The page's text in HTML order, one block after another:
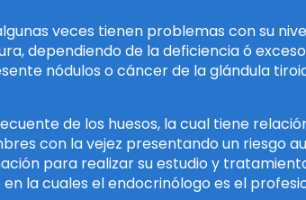
veces tienen problemas con su
dependiendo de la deficiencia ó
nódulos o cáncer de la glándula
de los huesos, la cual tiene
con la vejez presentando un
para realizar su estudio y
la cuales el endocrinólogo es el